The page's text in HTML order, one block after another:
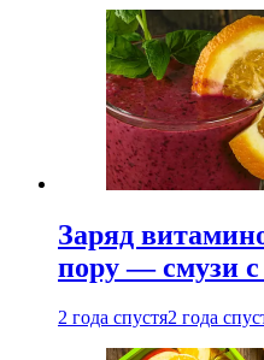
Заряд
пору — смузи с
2 года спустя2 года